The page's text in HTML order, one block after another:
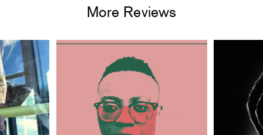
More Reviews